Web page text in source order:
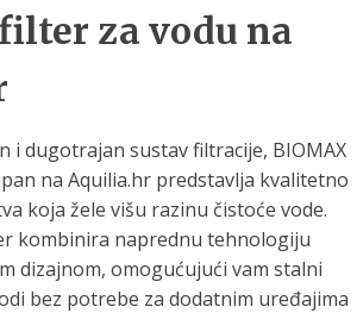
za vodu na
i dugotrajan sustav filtracije, BIOMAX
na Aquilia.hr predstavlja kvalitetno
koja žele višu razinu čistoće vode.
kombinira naprednu tehnologiju
dizajnom, omogućujući vam stalni
bez potrebe za dodatnim uređajima